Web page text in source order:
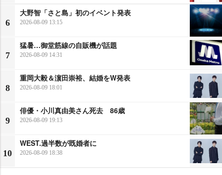
6
大野智「さと島」初のイベント発表
2026-08-09 13:15
7
猛暑…御堂筋線の自販機が話題
2026-08-09 14:31
8
重岡大毅＆濵田崇裕、結婚をW発表
2026-08-09 18:01
9
俳優・小川真由美さん死去 86歳
2026-08-09 19:13
10
WEST.過半数が既婚者に
2026-08-09 18:38